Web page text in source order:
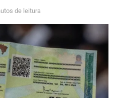
de leitura